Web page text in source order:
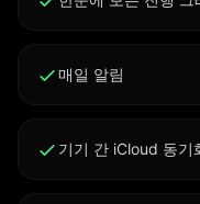
주간 구독 또는 연간
에 취소하지 않으면
매일 알림
기기 간 iCloud 동기